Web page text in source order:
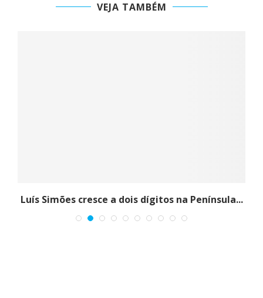
VEJA TAMBÉM
Luís Simões cresce a dois dígitos na Península...